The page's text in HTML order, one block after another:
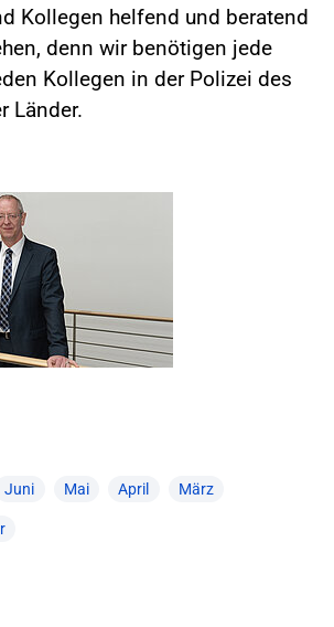
Kollegen helfend und beratend
denn wir benötigen jede
Kollegen in der Polizei des
Länder.
Juni Mai April März